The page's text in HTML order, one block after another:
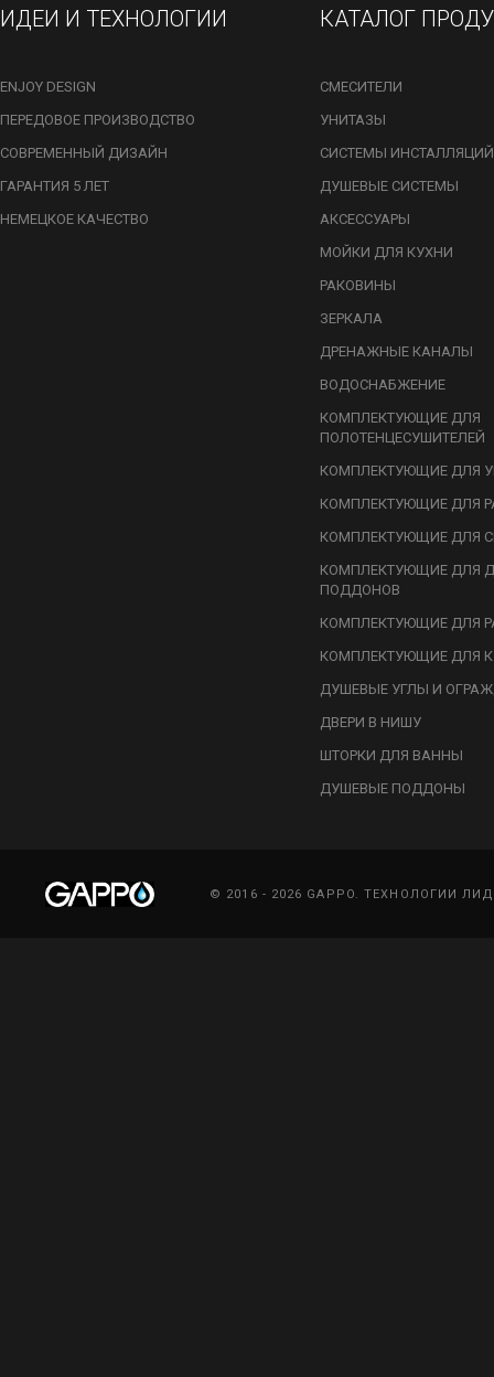
ИДЕИ И ТЕХНОЛОГИИ
ENJOY DESIGN
ПЕРЕДОВОЕ ПРОИЗВОДСТВО
СОВРЕМЕННЫЙ ДИЗАЙН
ГАРАНТИЯ 5 ЛЕТ
НЕМЕЦКОЕ КАЧЕСТВО
КАТАЛОГ
СМЕСИТЕЛИ
УНИТАЗЫ
СИСТЕМЫ ИНСТАЛЛЯЦИЙ
ДУШЕВЫЕ СИСТЕМЫ
АКСЕССУАРЫ
МОЙКИ ДЛЯ КУХНИ
РАКОВИНЫ
ЗЕРКАЛА
ДРЕНАЖНЫЕ КАНАЛЫ
ВОДОСНАБЖЕНИЕ
КОМПЛЕКТУЮЩИЕ ДЛЯ
ПОЛОТЕНЦЕСУШИТЕЛЕЙ
КОМПЛЕКТУЮЩИЕ ДЛЯ
КОМПЛЕКТУЮЩИЕ ДЛЯ
КОМПЛЕКТУЮЩИЕ ДЛЯ
КОМПЛЕКТУЮЩИЕ ДЛЯ
ПОДДОНОВ
КОМПЛЕКТУЮЩИЕ ДЛЯ
КОМПЛЕКТУЮЩИЕ ДЛЯ
ДУШЕВЫЕ УГЛЫ И
ДВЕРИ В НИШУ
ШТОРКИ ДЛЯ ВАННЫ
ДУШЕВЫЕ ПОДДОНЫ
© 2016 - 2026 GAPPO. ТЕХНОЛОГИИ